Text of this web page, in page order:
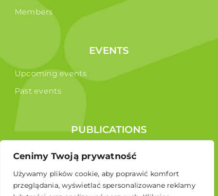
Cenimy Twoją prywatność
Używamy plików cookie, aby poprawić komfort
przeglądania, wyświetlać spersonalizowane reklamy
Members
EVENTS
Upcoming events
Past events
PUBLICATIONS
Reports
Educational brochure